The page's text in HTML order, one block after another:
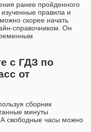
ранее пройденного
правила и
скорее начать
справочником. Он
с ГДЗ по
от
сборник
минуты
свободные часы можно